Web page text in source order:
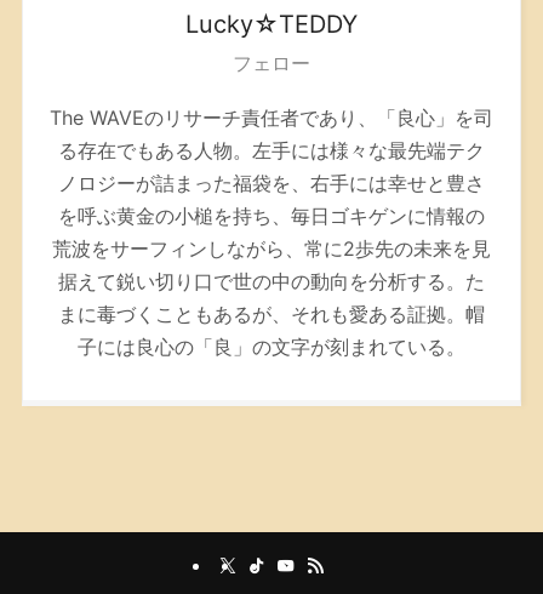
Lucky☆TEDDY
フェロー
The WAVEのリサーチ責任者であり、「良心」を司
る存在でもある人物。左手には様々な最先端テク
ノロジーが詰まった福袋を、右手には幸せと豊さ
を呼ぶ黄金の小槌を持ち、毎日ゴキゲンに情報の
荒波をサーフィンしながら、常に2歩先の未来を見
据えて鋭い切り口で世の中の動向を分析する。た
まに毒づくこともあるが、それも愛ある証拠。帽
子には良心の「良」の文字が刻まれている。